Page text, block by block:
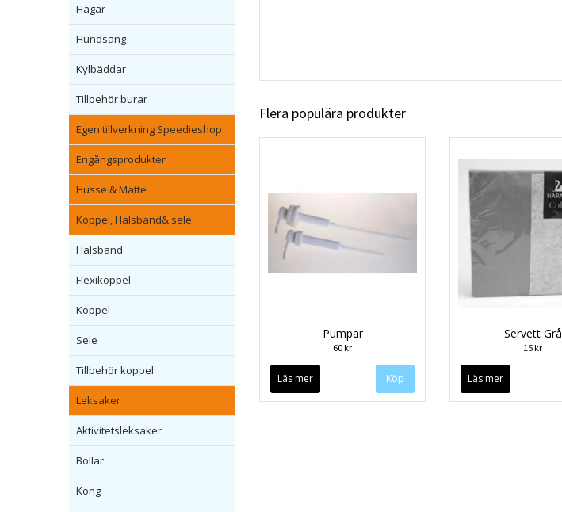
Hagar
Hundsäng
Kylbäddar
Tillbehör burar
Egen tillverkning Speedieshop
Engångsprodukter
Husse & Matte
Koppel, Halsband& sele
Halsband
Flexikoppel
Koppel
Sele
Tillbehör koppel
Leksaker
Aktivitetsleksaker
Bollar
Kong
Flera populära produkter
Pumpar
60 kr
Läs mer Köp
Servett Grå
15 kr
Läs mer